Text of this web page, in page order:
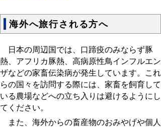
海外へ旅行される方へ
日本の周辺国では、口蹄疫のみならず豚
熱、アフリカ豚熱、高病原性鳥インフルエン
ザなどの家畜伝染病が発生しています。これ
らの国々を訪問する際には、家畜を飼育して
いる農場などへの立ち入りは避けるようにし
てください。
また、海外からの畜産物のおみやげや個人